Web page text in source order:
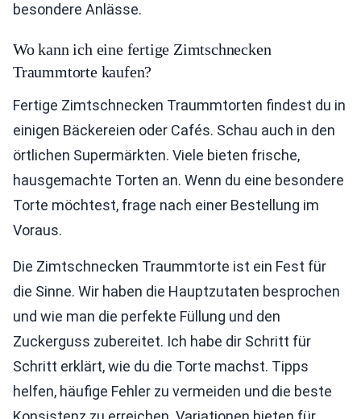
besondere Anlässe.
Wo kann ich eine fertige Zimtschnecken
Traummtorte kaufen?
Fertige Zimtschnecken Traummtorten findest du in
einigen Bäckereien oder Cafés. Schau auch in den
örtlichen Supermärkten. Viele bieten frische,
hausgemachte Torten an. Wenn du eine besondere
Torte möchtest, frage nach einer Bestellung im
Voraus.
Die Zimtschnecken Traummtorte ist ein Fest für
die Sinne. Wir haben die Hauptzutaten besprochen
und wie man die perfekte Füllung und den
Zuckerguss zubereitet. Ich habe dir Schritt für
Schritt erklärt, wie du die Torte machst. Tipps
helfen, häufige Fehler zu vermeiden und die beste